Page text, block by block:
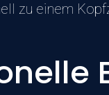
zu einem